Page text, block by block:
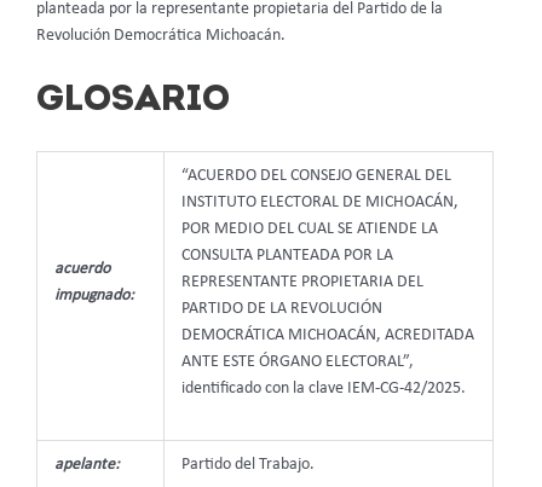
planteada por la representante propietaria del Partido de la
Revolución Democrática Michoacán.
GLOSARIO
acuerdo
impugnado:
“ACUERDO DEL CONSEJO GENERAL DEL
INSTITUTO ELECTORAL DE MICHOACÁN,
POR MEDIO DEL CUAL SE ATIENDE LA
CONSULTA PLANTEADA POR LA
REPRESENTANTE PROPIETARIA DEL
PARTIDO DE LA REVOLUCIÓN
DEMOCRÁTICA MICHOACÁN, ACREDITADA
ANTE ESTE ÓRGANO ELECTORAL”,
identificado con la clave IEM-CG-42/2025.
apelante: Partido del Trabajo.